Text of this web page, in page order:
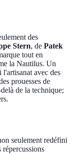
des
Stern, de Patek
tout en
la Nautilus. Un
l'artisanat avec des
prouesses de
de la technique;
seulement redéfini